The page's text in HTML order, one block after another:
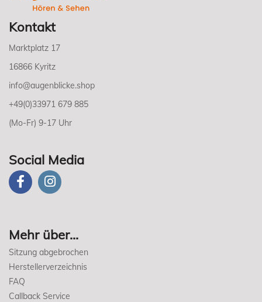
Kontakt
Marktplatz 17
16866 Kyritz
info@augenblicke.shop
+49(0)33971 679 885
(Mo-Fr) 9-17 Uhr
Social Media
Mehr über...
Sitzung abgebrochen
Herstellerverzeichnis
FAQ
Callback Service